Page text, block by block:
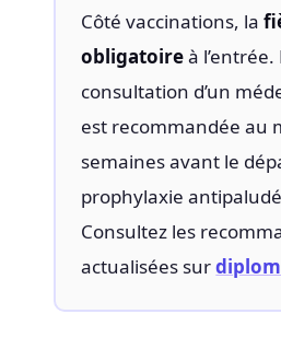
Côté vaccinations, la
obligatoireà l’entrée.
consultation d’un
est recommandée au
semaines avant le
prophylaxie
Consultez les
actualisées sur